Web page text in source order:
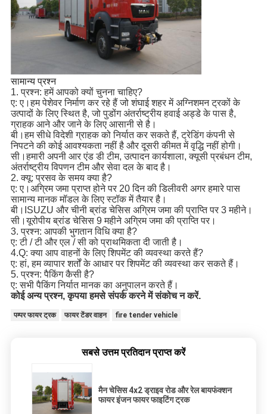
सामान्य प्रश्न
1. प्रश्न: हमें आपको क्यों चुनना चाहिए?
ए: ए।हम पेशेवर निर्माण कर रहे हैं जो शंघाई शहर में अग्निशमन ट्रकों के
उत्पादों के लिए स्थित है, जो पुडोंग अंतर्राष्ट्रीय हवाई अड्डे के पास है,
ग्राहक आने और जाने के लिए आसानी से है।
बी।हम सीधे विदेशी ग्राहक को निर्यात कर सकते हैं, ट्रेडिंग कंपनी से
निपटने की कोई आवश्यकता नहीं है और दूसरी कीमत में वृद्धि नहीं होगी।
सी।हमारी अपनी आर एंड डी टीम, उत्पादन कार्यशाला, क्यूसी प्रबंधन टीम,
अंतर्राष्ट्रीय विपणन टीम और सेवा दल के बाद है।
2. क्यू: प्रसव के समय क्या है?
ए: ए।अग्रिम जमा प्राप्त होने पर 20 दिन की डिलीवरी अगर हमारे पास
सामान्य मानक मॉडल के लिए स्टॉक में तैयार है।
बी।ISUZU और चीनी ब्रांड चेसिस अग्रिम जमा की प्राप्ति पर 3 महीने।
सी।यूरोपीय ब्रांड चेसिस 9 महीने अग्रिम जमा की प्राप्ति पर।
3. प्रश्न: आपकी भुगतान विधि क्या है?
ए: टी / टी और एल / सी को प्राथमिकता दी जाती है।
4.Q: क्या आप वाहनों के लिए शिपमेंट की व्यवस्था करते हैं?
ए: हां, हम व्यापार शर्तों के आधार पर शिपमेंट की व्यवस्था कर सकते हैं।
5. प्रश्न: पैकिंग कैसी है?
ए: सभी पैकिंग निर्यात मानक का अनुपालन करते हैं।
कोई अन्य प्रश्न, कृपया हमसे संपर्क करने में संकोच न करें.
पम्पर फायर ट्रक फायर टेंडर वाहन fire tender vehicle
सबसे उत्तम प्रतिदान प्राप्त करें
मैन चेसिस 4x2 ड्राइव रोड और रेल बायफंक्शन
फायर इंजन फायर फाइटिंग ट्रक